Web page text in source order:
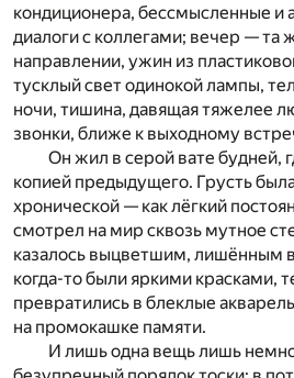
кондиционера, бессмысленные и
диалоги с коллегами; вечер — та
направлении, ужин из
тусклый свет одинокой лампы,
ночи, тишина, давящая тяжелее
звонки, ближе к выходному
Он жил в серой вате будней,
копией предыдущего. Грусть
хронической — как лёгкий
смотрел на мир сквозь мутное
казалось выцветшим, лишённым
когда-то были яркими красками,
превратились в блеклые
на промокашке памяти.
И лишь одна вещь лишь